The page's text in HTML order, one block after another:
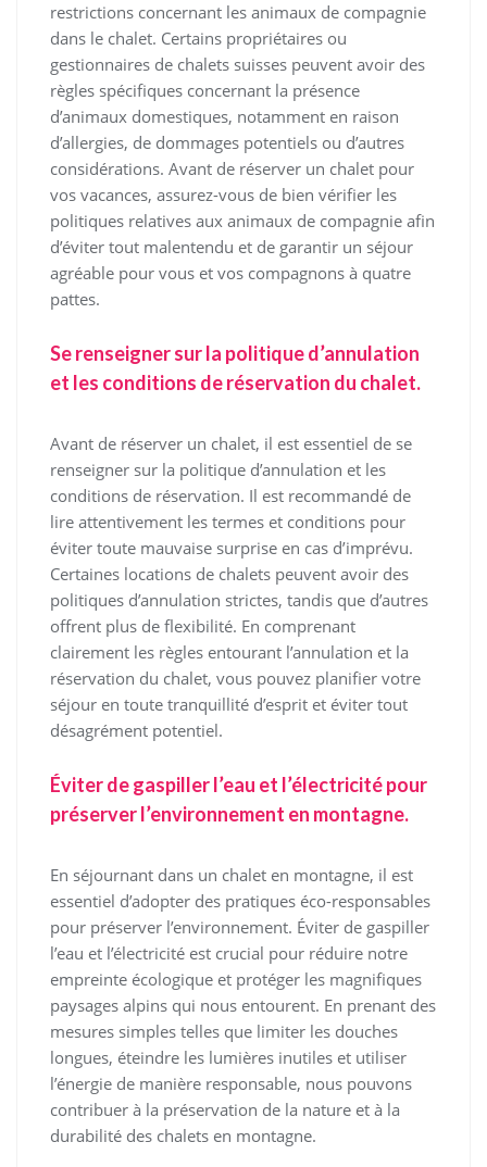
restrictions concernant les animaux de compagnie
dans le chalet. Certains propriétaires ou
gestionnaires de chalets suisses peuvent avoir des
règles spécifiques concernant la présence
d’animaux domestiques, notamment en raison
d’allergies, de dommages potentiels ou d’autres
considérations. Avant de réserver un chalet pour
vos vacances, assurez-vous de bien vérifier les
politiques relatives aux animaux de compagnie afin
d’éviter tout malentendu et de garantir un séjour
agréable pour vous et vos compagnons à quatre
pattes.
Se renseigner sur la politique d’annulation
et les conditions de réservation du chalet.
Avant de réserver un chalet, il est essentiel de se
renseigner sur la politique d’annulation et les
conditions de réservation. Il est recommandé de
lire attentivement les termes et conditions pour
éviter toute mauvaise surprise en cas d’imprévu.
Certaines locations de chalets peuvent avoir des
politiques d’annulation strictes, tandis que d’autres
offrent plus de flexibilité. En comprenant
clairement les règles entourant l’annulation et la
réservation du chalet, vous pouvez planifier votre
séjour en toute tranquillité d’esprit et éviter tout
désagrément potentiel.
Éviter de gaspiller l’eau et l’électricité pour
préserver l’environnement en montagne.
En séjournant dans un chalet en montagne, il est
essentiel d’adopter des pratiques éco-responsables
pour préserver l’environnement. Éviter de gaspiller
l’eau et l’électricité est crucial pour réduire notre
empreinte écologique et protéger les magnifiques
paysages alpins qui nous entourent. En prenant des
mesures simples telles que limiter les douches
longues, éteindre les lumières inutiles et utiliser
l’énergie de manière responsable, nous pouvons
contribuer à la préservation de la nature et à la
durabilité des chalets en montagne.